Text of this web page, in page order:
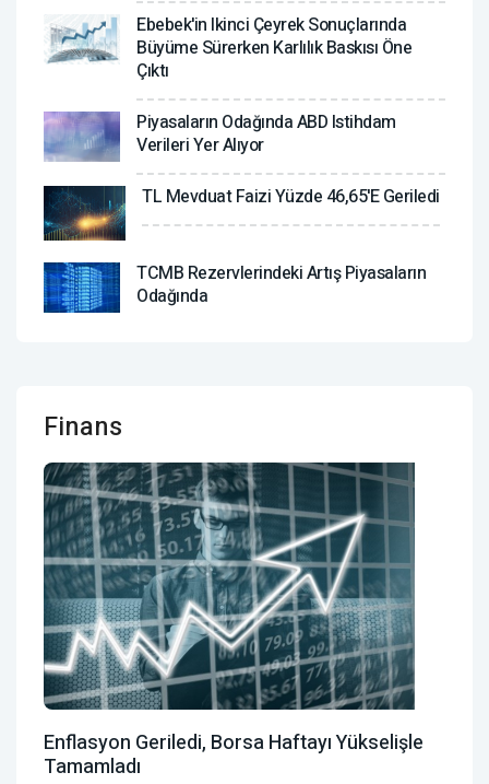
Ebebek'in Ikinci Çeyrek Sonuçlarında
Büyüme Sürerken Karlılık Baskısı Öne
Çıktı
Piyasaların Odağında ABD Istihdam
Verileri Yer Alıyor
TL Mevduat Faizi Yüzde 46,65'e Geriledi
TCMB Rezervlerindeki Artış Piyasaların
Odağında
Finans
Enflasyon Geriledi, Borsa Haftayı Yükselişle
Tamamladı